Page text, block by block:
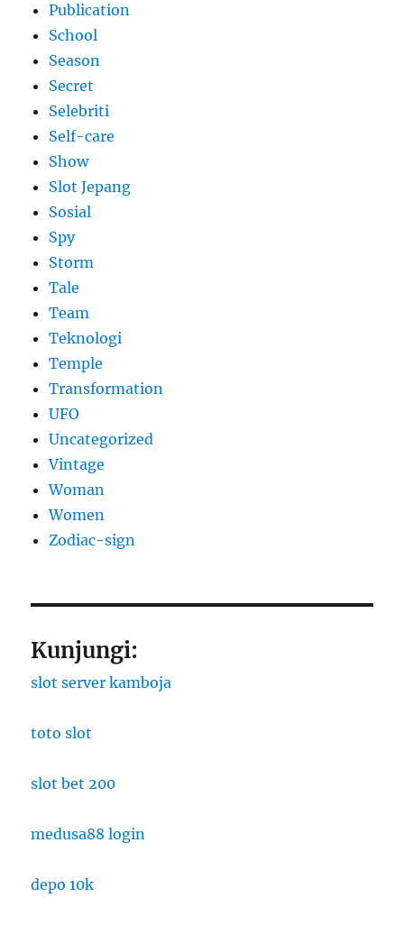
Publication
School
Season
Secret
Selebriti
Self-care
Show
Slot Jepang
Sosial
Spy
Storm
Tale
Team
Teknologi
Temple
Transformation
UFO
Uncategorized
Vintage
Woman
Women
Zodiac-sign
Kunjungi:
slot server kamboja
toto slot
slot bet 200
medusa88 login
depo 10k